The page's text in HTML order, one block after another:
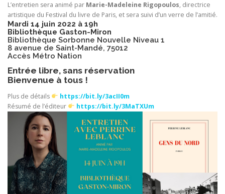
L’entretien sera animé par Marie-Madeleine Rigopoulos, directrice
artistique du Festival du livre de Paris, et sera suivi d’un verre de l’amitié.
Mardi 14 juin 2022 à 19h
Bibliothèque Gaston-Miron
Bibliothèque Sorbonne Nouvelle Niveau 1
8 avenue de Saint-Mandé, 75012
Accès Métro Nation
Entrée libre, sans réservation
Bienvenue à tous !
Plus de détails
https://bit.ly/3acII0m
Résumé de l’éditeur
https://bit.ly/3MaTXUm